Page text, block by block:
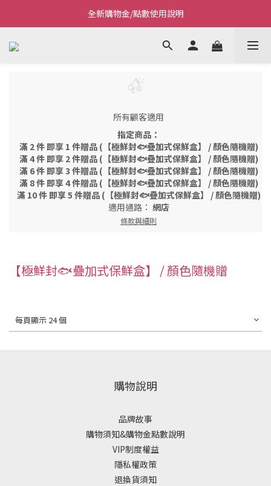
Welcome~私藏生活~
全新購物金/點數使用說明
Welcome~私藏生活~
所有顧客適用
指定商品：
滿 2 件 即享 1 件贈品 (【極鮮封🐟疊加式保鮮盒】 / 顏色隨機贈)
滿 4 件 即享 2 件贈品 (【極鮮封🐟疊加式保鮮盒】 / 顏色隨機贈)
滿 6 件 即享 3 件贈品 (【極鮮封🐟疊加式保鮮盒】 / 顏色隨機贈)
滿 8 件 即享 4 件贈品 (【極鮮封🐟疊加式保鮮盒】 / 顏色隨機贈)
滿 10 件 即享 5 件贈品 (【極鮮封🐟疊加式保鮮盒】 / 顏色隨機贈)
適用通路： 網店
條款與細則
【極鮮封🐟疊加式保鮮盒】 / 顏色隨機贈
每頁顯示 24 個
購物說明
品牌故事
購物須知&購物金點數說明
VIP制度權益
隱私權政策
退換貨須知